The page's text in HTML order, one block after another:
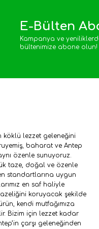
E-Bülten
Kampanya ve
bültenimize abone olun!
köklü lezzet geleneğini
baharat ve Antep
özenle sunuyoruz.
taze, doğal ve özenle
standartlarına uygun
en saf haliyle
koruyacak şekilde
kendi mutfağımıza
Bizim için lezzet kadar
çarşı geleneğinden